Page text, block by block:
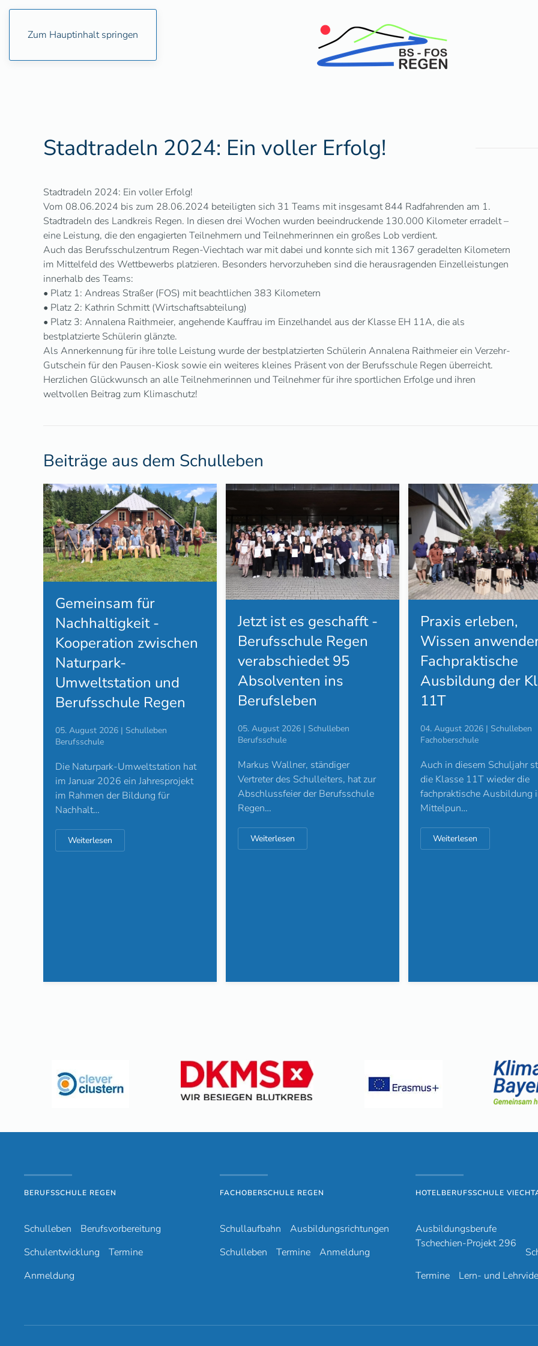
Zum Hauptinhalt springen
Stadtradeln 2024: Ein voller Erfolg!
Stadtradeln 2024: Ein voller Erfolg!
Vom 08.06.2024 bis zum 28.06.2024 beteiligten sich 31 Teams mit insgesamt 844 Radfahrenden am 1.
Stadtradeln des Landkreis Regen. In diesen drei Wochen wurden beeindruckende 130.000 Kilometer erradelt –
eine Leistung, die den engagierten Teilnehmern und Teilnehmerinnen ein großes Lob verdient.
Auch das Berufsschulzentrum Regen-Viechtach war mit dabei und konnte sich mit 1367 geradelten Kilometern
im Mittelfeld des Wettbewerbs platzieren. Besonders hervorzuheben sind die herausragenden Einzelleistungen
innerhalb des Teams:
• Platz 1: Andreas Straßer (FOS) mit beachtlichen 383 Kilometern
• Platz 2: Kathrin Schmitt (Wirtschaftsabteilung)
• Platz 3: Annalena Raithmeier, angehende Kauffrau im Einzelhandel aus der Klasse EH 11A, die als
bestplatzierte Schülerin glänzte.
Als Annerkennung für ihre tolle Leistung wurde der bestplatzierten Schülerin Annalena Raithmeier ein Verzehr-
Gutschein für den Pausen-Kiosk sowie ein weiteres kleines Präsent von der Berufsschule Regen überreicht.
Herzlichen Glückwunsch an alle Teilnehmerinnen und Teilnehmer für ihre sportlichen Erfolge und ihren
weltvollen Beitrag zum Klimaschutz!
Beiträge aus dem Schulleben
Jetzt ist es geschafft -
Berufsschule Regen
verabschiedet 95
Absolventen ins
Berufsleben
05. August 2026 | Schulleben
Berufsschule
Markus Wallner, ständiger
Vertreter des Schulleiters, hat zur
Abschlussfeier der Berufsschule
Regen…
Weiterlesen
Praxis erleben,
Wissen anwenden –
Fachpraktische
Ausbildung der Klasse
11T
04. August 2026 | Schulleben
Fachoberschule
Auch in diesem Schuljahr stand für
die Klasse 11T wieder die
fachpraktische Ausbildung im
Mittelpun…
Weiterlesen
der
Zwiesel
04. August 2026 | Schulleben
Fachoberschule
Zum Abschluss des
stand für die Klasse F11T im
Vertiefung no…
Weiterlesen
BERUFSSCHULE REGEN
Schulleben
Berufsvorbereitung
Schulentwicklung
Termine
Anmeldung
FACHOBERSCHULE REGEN
Schullaufbahn
Ausbildungsrichtungen
Schulleben
Termine Anmeldung
HOTELBERUFSSCHULE
Ausbildungsberufe
Tschechien-Projekt 296
Termine
Lern- und